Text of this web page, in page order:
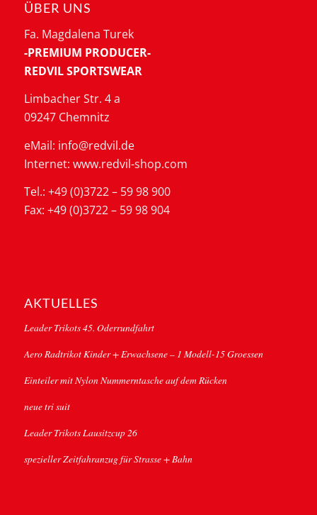
ÜBER UNS
Fa. Magdalena Turek
-PREMIUM PRODUCER-
REDVIL SPORTSWEAR
Limbacher Str. 4 a
09247 Chemnitz
eMail: info@redvil.de
Internet: www.redvil-shop.com
Tel.: +49 (0)3722 – 59 98 900
Fax: +49 (0)3722 – 59 98 904
AKTUELLES
Leader Trikots 45. Oderrundfahrt
Aero Radtrikot Kinder + Erwachsene – 1 Modell-15 Groessen
Einteiler mit Nylon Nummerntasche auf dem Rücken
neue tri suit
Leader Trikots Lausitzcup 26
spezieller Zeitfahranzug für Strasse + Bahn